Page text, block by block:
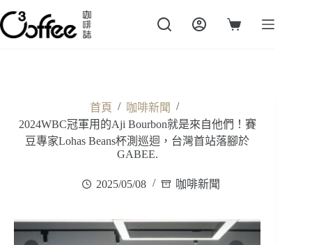
跳
至
主
購
首頁 / 咖啡新聞 /
2024WBC冠軍用的Aji Bourbon就是來自他們！賽
豆專家Lohas Beans杯測巡迴，台灣首站落腳於
GABEE.
2025/05/08 咖啡新聞